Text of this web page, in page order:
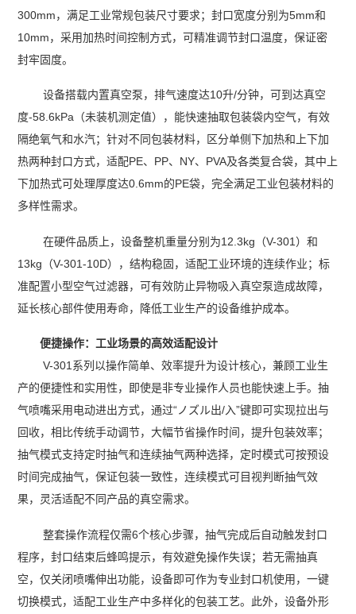
300mm，满足工业常规包装尺寸要求；封口宽度分别为5mm和
10mm，采用加热时间控制方式，可精准调节封口温度，保证密
封牢固度。
设备搭载内置真空泵，排气速度达10升/分钟，可到达真空
度-58.6kPa（未装机测定值），能快速抽取包装袋内空气，有效
隔绝氧气和水汽；针对不同包装材料，区分单侧下加热和上下加
热两种封口方式，适配PE、PP、NY、PVA及各类复合袋，其中上
下加热式可处理厚度达0.6mm的PE袋，完全满足工业包装材料的
多样性需求。
在硬件品质上，设备整机重量分别为12.3kg（V-301）和
13kg（V-301-10D），结构稳固，适配工业环境的连续作业；标
准配置小型空气过滤器，可有效防止异物吸入真空泵造成故障，
延长核心部件使用寿命，降低工业生产的设备维护成本。
便捷操作：工业场景的高效适配设计
V-301系列以操作简单、效率提升为设计核心，兼顾工业生
产的便捷性和实用性，即使是非专业操作人员也能快速上手。抽
气喷嘴采用电动进出方式，通过“ノズル出/入”键即可实现拉出与
回收，相比传统手动调节，大幅节省操作时间，提升包装效率；
抽气模式支持定时抽气和连续抽气两种选择，定时模式可按预设
时间完成抽气，保证包装一致性，连续模式可目视判断抽气效
果，灵活适配不同产品的真空需求。
整套操作流程仅需6个核心步骤，抽气完成后自动触发封口
程序，封口结束后蜂鸣提示，有效避免操作失误；若无需抽真
空，仅关闭喷嘴伸出功能，设备即可作为专业封口机使用，一键
切换模式，适配工业生产中多样化的包装工艺。此外，设备外形